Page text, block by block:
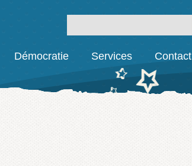
Démocratie Services Contact